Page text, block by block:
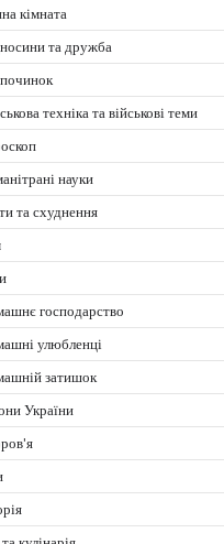
кімната
та дружба
техніка та військові теми
науки
та схуднення
господарство
улюбленці
затишок
України